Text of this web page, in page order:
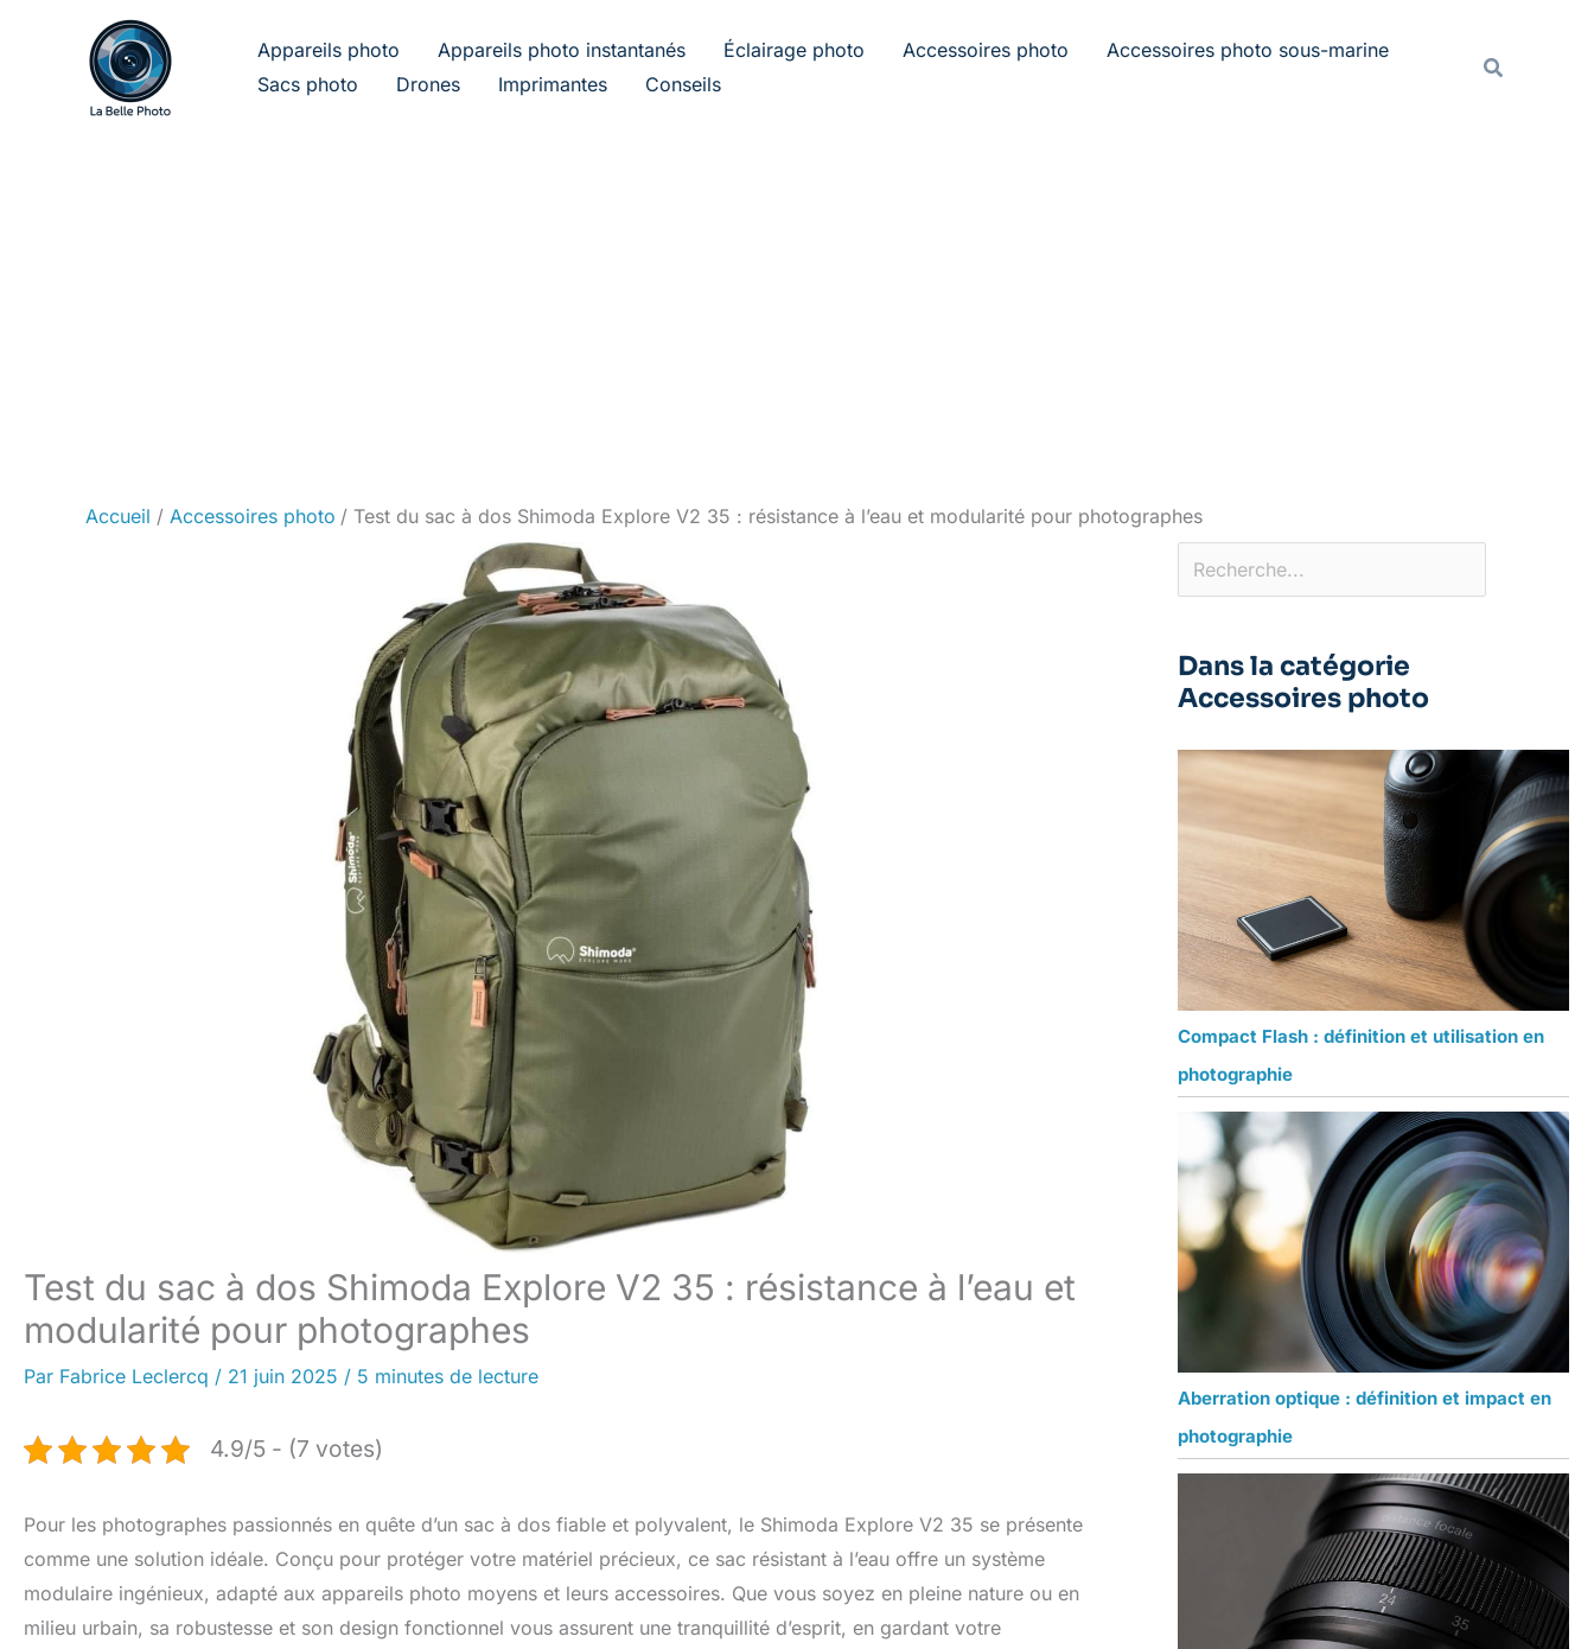
Appareils photo Appareils photo instantanés Éclairage photo Accessoires photo
Accessoires photo sous-marine
Sacs photo
Drones Imprimantes Conseils
Accueil Accessoires photo Test du sac à dos Shimoda Explore V2 35 : résistance à l’eau et modularité pour photographes
Test du sac à dos Shimoda Explore V2 35 : résistance à l’eau et
modularité pour photographes
Par Fabrice Leclercq / 21 juin 2025 / 5 minutes de lecture
4.9/5 - (7 votes)
Pour les photographes passionnés en quête d’un sac à dos fiable et polyvalent, le Shimoda Explore V2 35 se présente
comme une solution idéale. Conçu pour protéger votre matériel précieux, ce sac résistant à l’eau offre un système
modulaire ingénieux, adapté aux appareils photo moyens et leurs accessoires. Que vous soyez en pleine nature ou en
milieu urbain, sa robustesse et son design fonctionnel vous assurent une tranquillité d’esprit, en gardant votre
Dans la catégorie
Accessoires photo
Compact Flash : définition et utilisation en
photographie
Aberration optique : définition et impact en
photographie